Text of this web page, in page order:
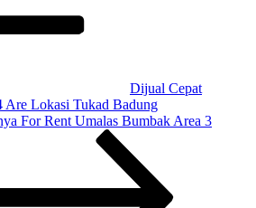
Dijual Cepat
Are Lokasi Tukad Badung
For Rent Umalas Bumbak Area 3